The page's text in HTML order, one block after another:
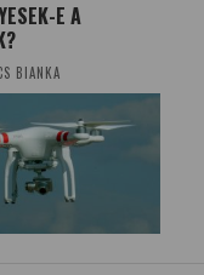
E A
BIANKA